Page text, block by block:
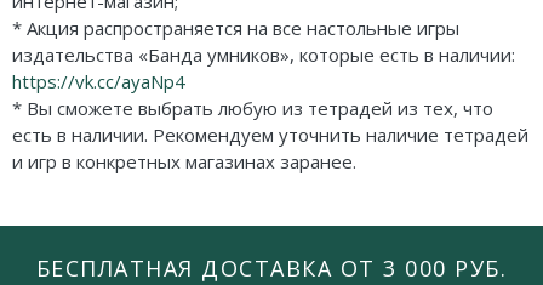
* Акция распространяется на все настольные игры
издательства «Банда умников», которые есть в наличии:
https://vk.cc/ayaNp4
* Вы сможете выбрать любую из тетрадей из тех, что
есть в наличии. Рекомендуем уточнить наличие тетрадей
и игр в конкретных магазинах заранее.
БЕСПЛАТНАЯ ДОСТАВКА ОТ 3 000 РУБ.